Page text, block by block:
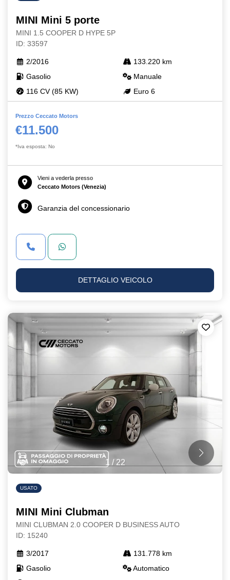
MINI Mini 5 porte
MINI 1.5 COOPER D HYPE 5P
ID: 33597
2/2016
133.220 km
Gasolio
Manuale
116 CV (85 KW)
Euro 6
Prezzo Ceccato Motors
€11.500
*Iva esposta: No
Vieni a vederla presso
Ceccato Motors (Venezia)
Garanzia del concessionario
DETTAGLIO VEICOLO
1 / 22
USATO
MINI Mini Clubman
MINI CLUBMAN 2.0 COOPER D BUSINESS AUTO
ID: 15240
3/2017
131.778 km
Gasolio
Automatico